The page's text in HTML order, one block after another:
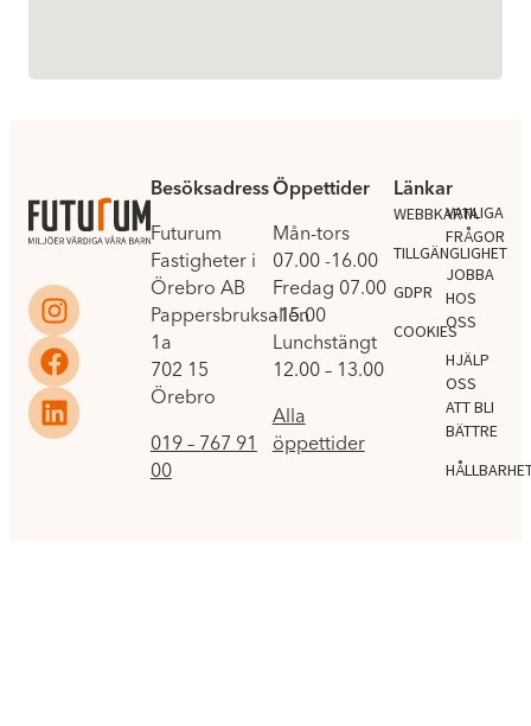
Besöksadress
Futurum
Fastigheter i
Örebro AB
Pappersbruksallén
1a
702 15
Örebro
019 – 767 91
00
Öppettider
Mån-tors
07.00 -16.00
Fredag 07.00
-15.00
Lunchstängt
12.00 – 13.00
Alla
öppettider
Länkar
WEBBKARTA
TILLGÄNGLIGHET
GDPR
COOKIES
.
VANLIGA
FRÅGOR
JOBBA
HOS
OSS
HJÄLP
OSS
ATT BLI
BÄTTRE